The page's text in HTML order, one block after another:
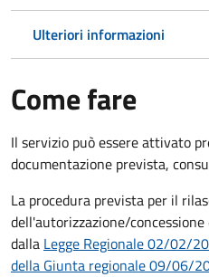
Ulteriori informazioni
Come fare
Il servizio può essere attivato
documentazione prevista,
La procedura prevista per il
dell'autorizzazione/
dalla Legge Regionale 02/02/
della Giunta regionale 09/06/